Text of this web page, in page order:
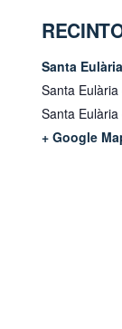
Santa
Santa Eulària
Santa Eulària
+ Google